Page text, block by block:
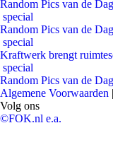
Random Pics van de
special
Random Pics van de
special
Kraftwerk brengt
special
Random Pics van de
Algemene Voorwaarden |
Volg ons
©FOK.nl e.a.